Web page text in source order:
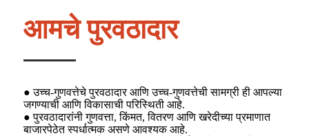
आमचे पुरवठादार
● उच्च-गुणवत्तेचे पुरवठादार आणि उच्च-गुणवत्तेची सामग्री ही आपल्या
जगण्याची आणि विकासाची परिस्थिती आहे.
● पुरवठादारांनी गुणवत्ता, किंमत, वितरण आणि खरेदीच्या प्रमाणात
बाजारपेठेत स्पर्धात्मक असणे आवश्यक आहे.